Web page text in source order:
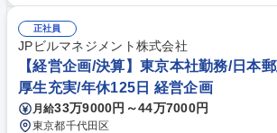
視・アラート対応・一次復旧処理・DR切替などの
時等、郵便システムDR発動時にデータセンター切り
東運用拠点被災時に、西運用拠点での代替運用を指
ル整備:システム運用に必要な運用マニュアルの整
管理 募集職種 運用保守経験歓迎【大阪】日本郵政G/システム運用業務/元
国営ならではの安定性
正社員
JPビルマネジメント株式会社
【経営企画/決算】東京本社勤務/日本
厚生充実/年休125日 経営企画
月給33万9000円～44万7000円
東京都千代田区